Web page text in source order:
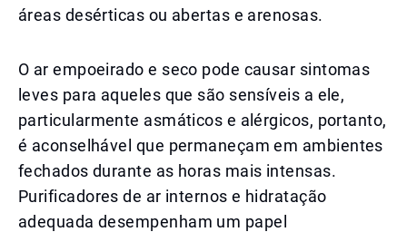
áreas desérticas ou abertas e arenosas.
O ar empoeirado e seco pode causar sintomas
leves para aqueles que são sensíveis a ele,
particularmente asmáticos e alérgicos, portanto,
é aconselhável que permaneçam em ambientes
fechados durante as horas mais intensas.
Purificadores de ar internos e hidratação
adequada desempenham um papel